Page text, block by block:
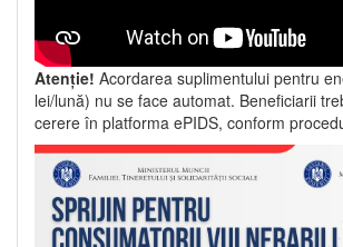
Atenție! Acordarea suplimentului pentru
lei/lună) nu se face automat. Beneficiarii
cerere în platforma ePIDS, conform